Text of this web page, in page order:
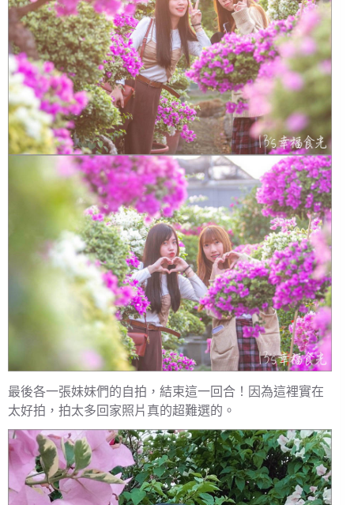
最後各一張妹妹們的自拍，結束這一回合！因為這裡實在
太好拍，拍太多回家照片真的超難選的。